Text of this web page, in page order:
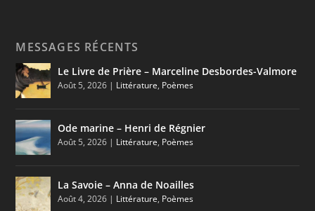
MESSAGES RÉCENTS
Le Livre de Prière – Marceline Desbordes-Valmore
Août 5, 2026 | Littérature, Poèmes
Ode marine – Henri de Régnier
Août 5, 2026 | Littérature, Poèmes
La Savoie – Anna de Noailles
Août 4, 2026 | Littérature, Poèmes